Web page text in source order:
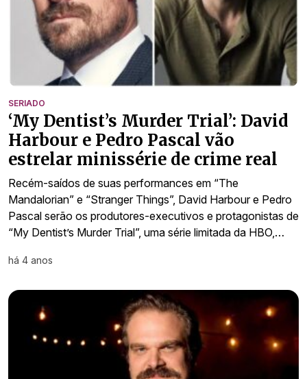
SERIADO
‘My Dentist’s Murder Trial’: David
Harbour e Pedro Pascal vão
estrelar minissérie de crime real
Recém-saídos de suas performances em “The
Mandalorian” e “Stranger Things”, David Harbour e Pedro
Pascal serão os produtores-executivos e protagonistas de
“My Dentist’s Murder Trial”, uma série limitada da HBO,…
há 4 anos